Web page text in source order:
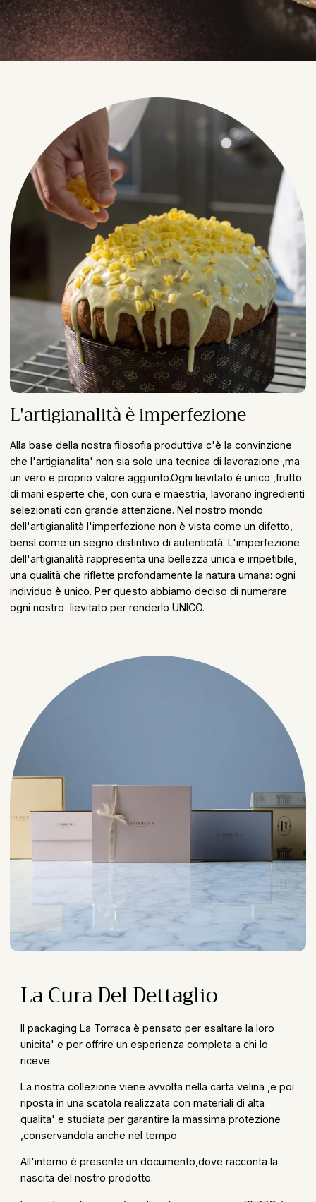
L'artigianalità è imperfezione
Alla base della nostra filosofia produttiva c'è la convinzione
che l'artigianalita' non sia solo una tecnica di lavorazione ,ma
un vero e proprio valore aggiunto.Ogni lievitato è unico ,frutto
di mani esperte che, con cura e maestria, lavorano ingredienti
selezionati con grande attenzione. Nel nostro mondo
dell'artigianalità l'imperfezione non è vista come un difetto,
bensì come un segno distintivo di autenticità. L'imperfezione
dell'artigianalità rappresenta una bellezza unica e irripetibile,
una qualità che riflette profondamente la natura umana: ogni
individuo è unico. Per questo abbiamo deciso di numerare
ogni nostro lievitato per renderlo UNICO.
La Cura Del Dettaglio
Il packaging La Torraca è pensato per esaltare la loro
unicita' e per offrire un esperienza completa a chi lo
riceve.
La nostra collezione viene avvolta nella carta velina ,e poi
riposta in una scatola realizzata con materiali di alta
qualita' e studiata per garantire la massima protezione
,conservandola anche nel tempo.
All'interno è presente un documento,dove racconta la
nascita del nostro prodotto.